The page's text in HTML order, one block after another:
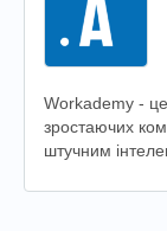
Workademy -
зростаючих
штучним